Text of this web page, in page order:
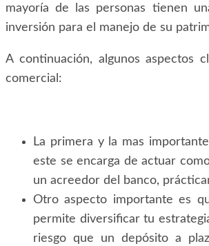
mayoría de las personas tienen
inversión para el manejo de su
A continuación, algunos aspectos
comercial:
La primera y la mas
este se encarga de actuar
un acreedor del banco,
Otro aspecto importante es
permite diversificar tu
riesgo que un depósito a